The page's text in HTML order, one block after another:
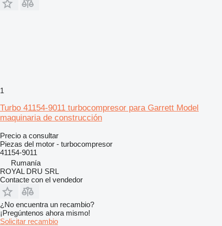
1
Turbo 41154-9011 turbocompresor para Garrett Model
maquinaria de construcción
Precio a consultar
Piezas del motor - turbocompresor
41154-9011
Rumanía
ROYAL DRU SRL
Contacte con el vendedor
¿No encuentra un recambio?
¡Pregúntenos ahora mismo!
Solicitar recambio